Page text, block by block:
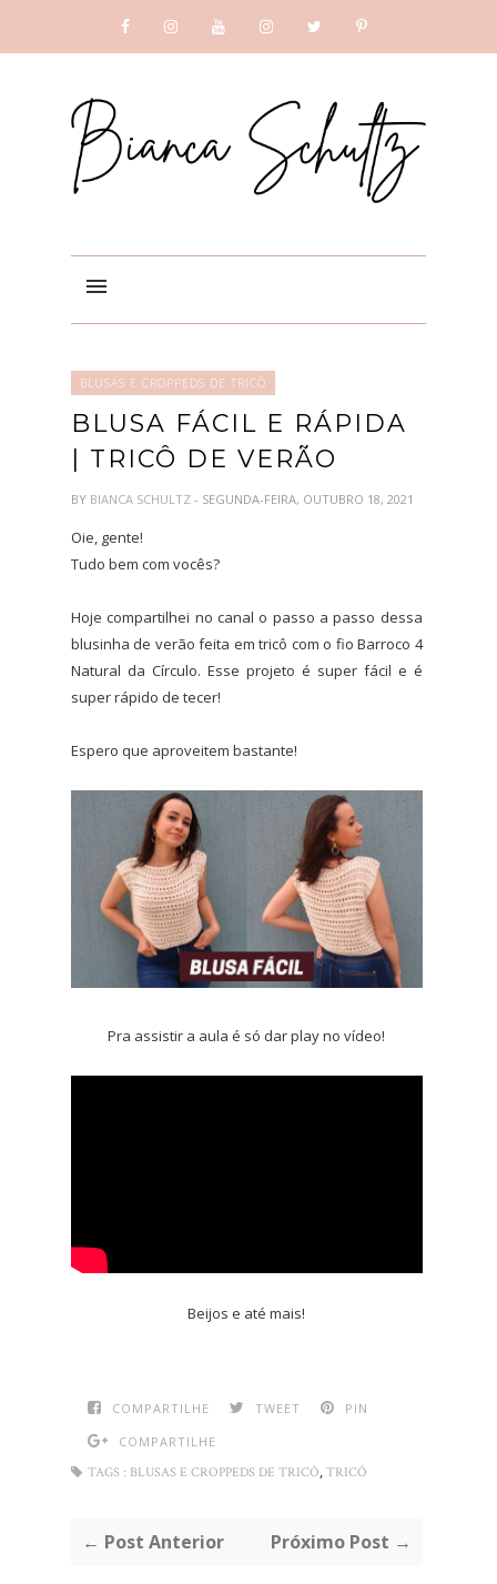
BLUSAS E CROPPEDS DE TRICÔ
BLUSA FÁCIL E RÁPIDA
| TRICÔ DE VERÃO
BY BIANCA SCHULTZ - SEGUNDA-FEIRA, OUTUBRO 18, 2021
Oie, gente!
Tudo bem com vocês?
Hoje compartilhei no canal o passo a passo dessa
blusinha de verão feita em tricô com o fio Barroco 4
Natural da Círculo. Esse projeto é super fácil e é
super rápido de tecer!
Espero que aproveitem bastante!
Pra assistir a aula é só dar play no vídeo!
Beijos e até mais!
COMPARTILHE TWEET
PIN
COMPARTILHE
TAGS : BLUSAS E CROPPEDS DE TRICÔ, TRICÔ
← Post Anterior Próximo Post →